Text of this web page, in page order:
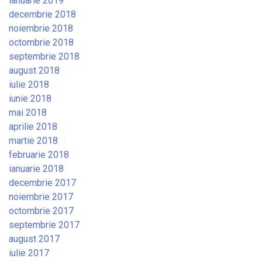
decembrie 2018
noiembrie 2018
octombrie 2018
septembrie 2018
august 2018
iulie 2018
iunie 2018
mai 2018
aprilie 2018
martie 2018
februarie 2018
ianuarie 2018
decembrie 2017
noiembrie 2017
octombrie 2017
septembrie 2017
august 2017
iulie 2017